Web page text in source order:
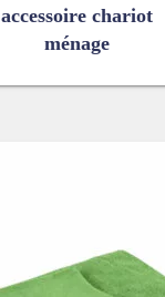
accessoire chariot
ménage